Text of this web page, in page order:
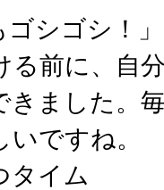
シゴシ！」
る前に、自
きました。
ですね。
タイム